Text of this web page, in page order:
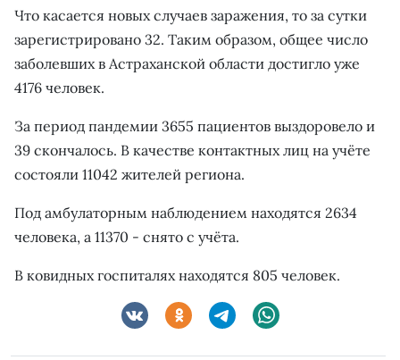
Что касается новых случаев заражения, то за сутки
зарегистрировано 32. Таким образом, общее число
заболевших в Астраханской области достигло уже
4176 человек.
За период пандемии 3655 пациентов выздоровело и
39 скончалось. В качестве контактных лиц на учёте
состояли 11042 жителей региона.
Под амбулаторным наблюдением находятся 2634
человека, а 11370 - снято с учёта.
В ковидных госпиталях находятся 805 человек.